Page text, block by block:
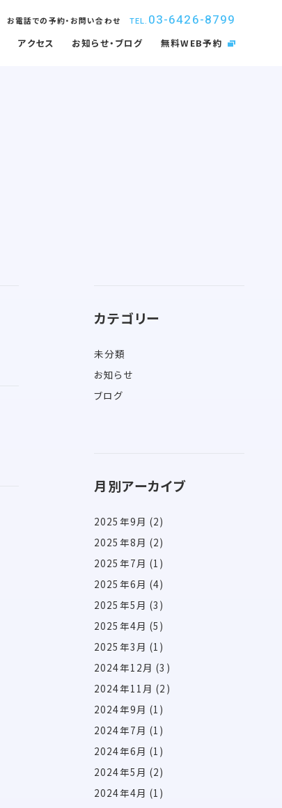
お電話での予約・お問い合わせ TEL. 03-6426-8799
アクセス お知らせ・ブログ 無料WEB予約
カテゴリー
未分類
お知らせ
ブログ
月別アーカイブ
2025年9月 (2)
2025年8月 (2)
2025年7月 (1)
2025年6月 (4)
2025年5月 (3)
2025年4月 (5)
2025年3月 (1)
2024年12月 (3)
2024年11月 (2)
2024年9月 (1)
2024年7月 (1)
2024年6月 (1)
2024年5月 (2)
2024年4月 (1)